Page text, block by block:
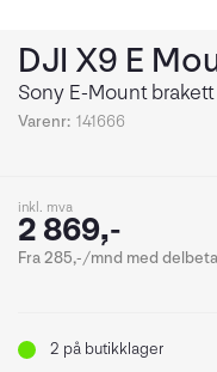
DJI X9 E
Sony E-Mount
Varenr: 141666
inkl. mva
2 869,-
Fra 285,-/mnd med
2 på butikklager